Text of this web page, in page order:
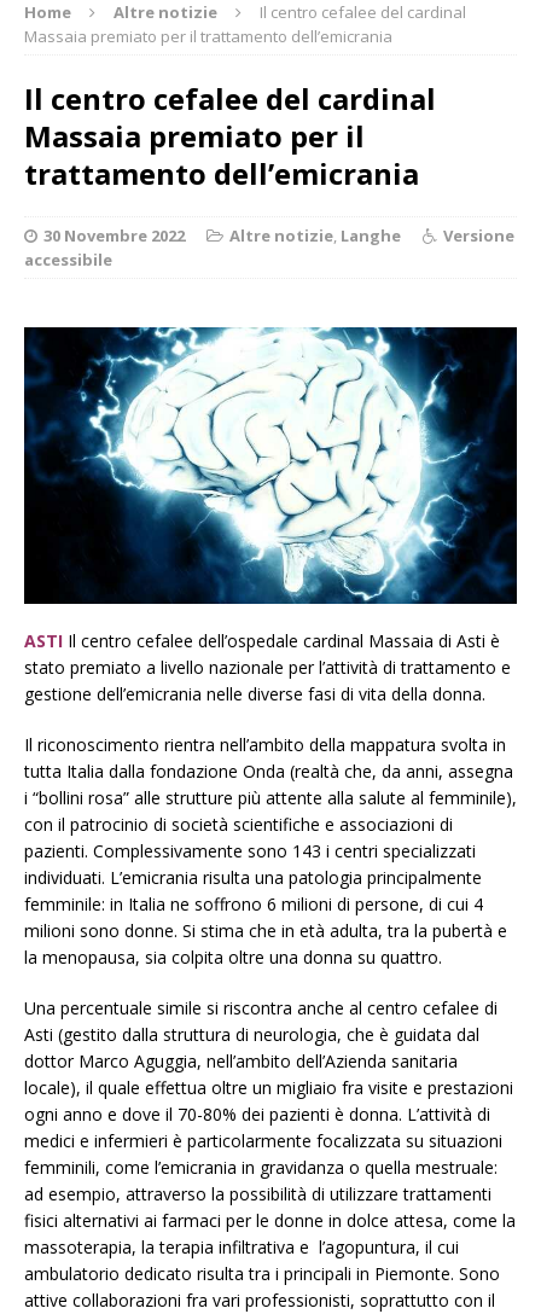
Home Altre notizie
Il centro cefalee del cardinal
Massaia premiato per il trattamento dell’emicrania
Il centro cefalee del cardinal
Massaia premiato per il
trattamento dell’emicrania
30 Novembre 2022 Altre notizie, Langhe
Versione
accessibile
ASTI Il centro cefalee dell’ospedale cardinal Massaia di Asti è
stato premiato a livello nazionale per l’attività di trattamento e
gestione dell’emicrania nelle diverse fasi di vita della donna.
Il riconoscimento rientra nell’ambito della mappatura svolta in
tutta Italia dalla fondazione Onda (realtà che, da anni, assegna
i “bollini rosa” alle strutture più attente alla salute al femminile),
con il patrocinio di società scientifiche e associazioni di
pazienti. Complessivamente sono 143 i centri specializzati
individuati. L’emicrania risulta una patologia principalmente
femminile: in Italia ne soffrono 6 milioni di persone, di cui 4
milioni sono donne. Si stima che in età adulta, tra la pubertà e
la menopausa, sia colpita oltre una donna su quattro.
Una percentuale simile si riscontra anche al centro cefalee di
Asti (gestito dalla struttura di neurologia, che è guidata dal
dottor Marco Aguggia, nell’ambito dell’Azienda sanitaria
locale), il quale effettua oltre un migliaio fra visite e prestazioni
ogni anno e dove il 70-80% dei pazienti è donna. L’attività di
medici e infermieri è particolarmente focalizzata su situazioni
femminili, come l’emicrania in gravidanza o quella mestruale:
ad esempio, attraverso la possibilità di utilizzare trattamenti
fisici alternativi ai farmaci per le donne in dolce attesa, come la
massoterapia, la terapia infiltrativa e l’agopuntura, il cui
ambulatorio dedicato risulta tra i principali in Piemonte. Sono
attive collaborazioni fra vari professionisti, soprattutto con il